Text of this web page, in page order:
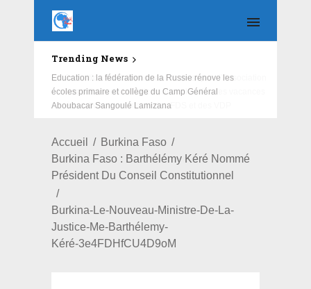
Trending News
Education : la fédération de la Russie rénove les
écoles primaire et collège du Camp Général
Aboubacar Sangoulé Lamizana
Accueil
Burkina Faso
Burkina Faso : Barthélémy Kéré Nommé
Président Du Conseil Constitutionnel
Burkina-Le-Nouveau-Ministre-De-La-
Justice-Me-Barthélemy-
Kéré-3e4FDHfCU4D9oM